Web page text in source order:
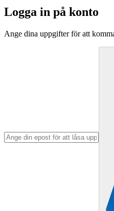
Logga in på konto
Ange dina uppgifter för att